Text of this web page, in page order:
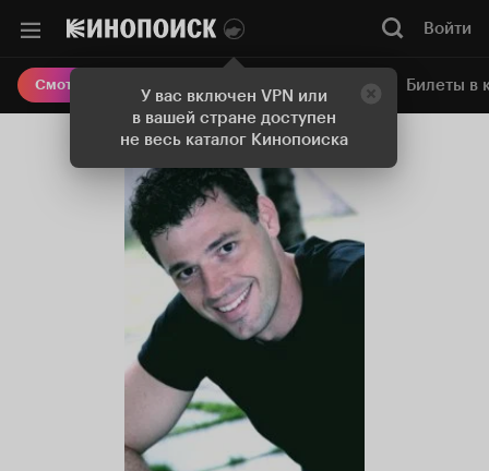
У вас включен VPN или
в вашей стране доступен
не весь каталог Кинопоиска
Войти
Смотреть кино Онлайн-кинотеатр Билеты в